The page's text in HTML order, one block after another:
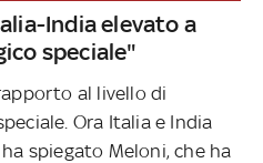
India elevato a
speciale"
al livello di
Ora Italia e India
spiegato Meloni, che ha